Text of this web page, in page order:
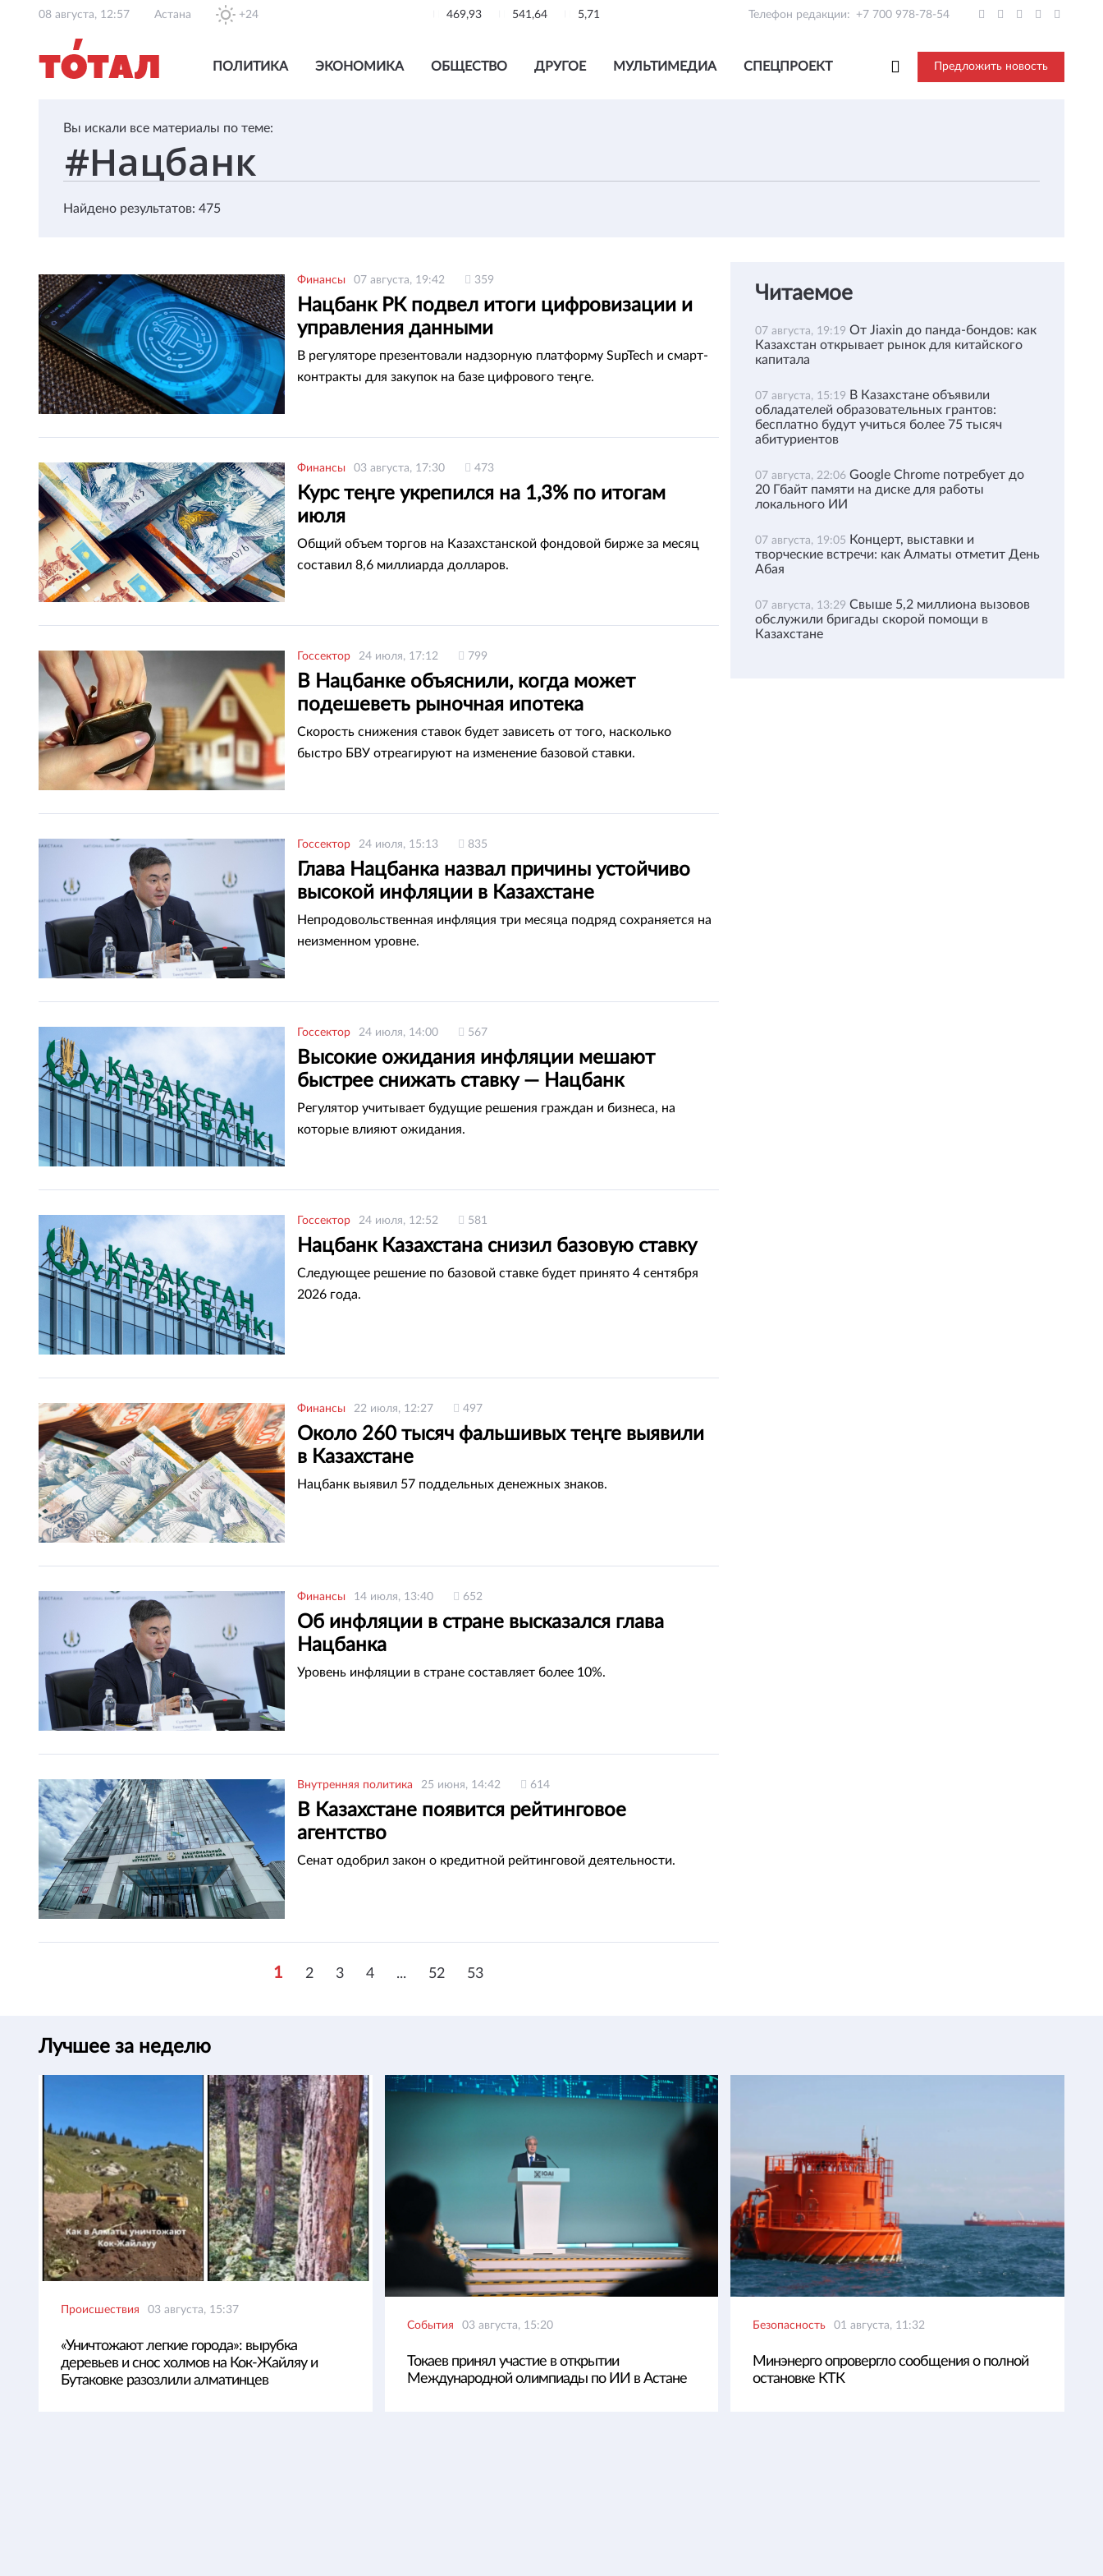
08 августа, 12:57 Астана +24 469,93 541,64 5,71 Телефон редакции: +7 700 978-78-54
ПОЛИТИКА ЭКОНОМИКА ОБЩЕСТВО ДРУГОЕ МУЛЬТИМЕДИА СПЕЦПРОЕКТ Предложить новость
Вы искали все материалы по теме:
Найдено результатов: 475
Финансы 07 августа, 19:42 359
Нацбанк РК подвел итоги цифровизации и
управления данными
В регуляторе презентовали надзорную платформу SupTech и смарт-
контракты для закупок на базе цифрового теңге.
Финансы 03 августа, 17:30 473
Курс теңге укрепился на 1,3% по итогам
июля
Общий объем торгов на Казахстанской фондовой бирже за месяц
составил 8,6 миллиарда долларов.
Госсектор 24 июля, 17:12 799
В Нацбанке объяснили, когда может
подешеветь рыночная ипотека
Скорость снижения ставок будет зависеть от того, насколько
быстро БВУ отреагируют на изменение базовой ставки.
Госсектор 24 июля, 15:13 835
Глава Нацбанка назвал причины устойчиво
высокой инфляции в Казахстане
Непродовольственная инфляция три месяца подряд сохраняется на
неизменном уровне.
Госсектор 24 июля, 14:00 567
Высокие ожидания инфляции мешают
быстрее снижать ставку — Нацбанк
Регулятор учитывает будущие решения граждан и бизнеса, на
которые влияют ожидания.
Госсектор 24 июля, 12:52 581
Нацбанк Казахстана снизил базовую ставку
Следующее решение по базовой ставке будет принято 4 сентября
2026 года.
Финансы 22 июля, 12:27 497
Около 260 тысяч фальшивых теңге выявили
в Казахстане
Нацбанк выявил 57 поддельных денежных знаков.
Финансы 14 июля, 13:40 652
Об инфляции в стране высказался глава
Нацбанка
Уровень инфляции в стране составляет более 10%.
Внутренняя политика 25 июня, 14:42 614
В Казахстане появится рейтинговое
агентство
Сенат одобрил закон о кредитной рейтинговой деятельности.
1 2 3 4 ... 52 53
Читаемое
07 августа, 19:19 От Jiaxin до панда-бондов: как
Казахстан открывает рынок для китайского
капитала
07 августа, 15:19 В Казахстане объявили
обладателей образовательных грантов:
бесплатно будут учиться более 75 тысяч
абитуриентов
07 августа, 22:06 Google Chrome потребует до
20 Гбайт памяти на диске для работы
локального ИИ
07 августа, 19:05 Концерт, выставки и
творческие встречи: как Алматы отметит День
Абая
07 августа, 13:29 Свыше 5,2 миллиона вызовов
обслужили бригады скорой помощи в
Казахстане
Лучшее за неделю
Происшествия 03 августа, 15:37
«Уничтожают легкие города»: вырубка
деревьев и снос холмов на Кок-Жайляу и
Бутаковке разозлили алматинцев
События 03 августа, 15:20
Токаев принял участие в открытии
Международной олимпиады по ИИ в Астане
Безопасность 01 августа, 11:32
Минэнерго опровергло сообщения о полной
остановке КТК